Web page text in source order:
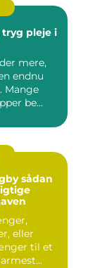
mere,
endnu
Mange
be...
eller
til et